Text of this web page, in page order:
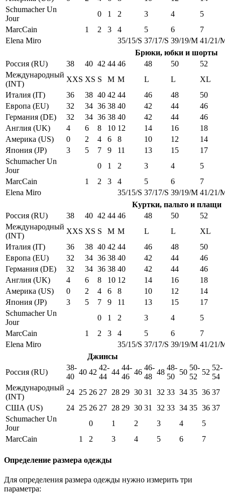
Schumacher Un
Jour
0 1 2 3 4
5
MarcCain
1 2 3 4 5 6
7
Elena Miro
35/15/S 37/17/S 39/19/M 41/21/
Брюки, юбки и шорты
Россия (RU)
38 40 42 44 46 48 50
52
Международный
(INT)
XXS XS S M M L L
XL
Италия (IT)
36 38 40 42 44 46 48
50
Европа (EU)
32 34 36 38 40 42 44
46
Германия (DE)
32 34 36 38 40 42 44
46
Англия (UK)
4 6 8 10 12 14 16
18
Америка (US)
0 2 4 6 8 10 12
14
Япония (JP)
3 5 7 9 11 13 15
17
Schumacher Un
Jour
0 1 2 3 4
5
MarcCain
1 2 3 4 5 6
7
Elena Miro
35/15/S 37/17/S 39/19/M 41/21/
Куртки, пальто и плащи
Россия (RU)
38 40 42 44 46 48 50
52
Международный
(INT)
XXS XS S M M L L
XL
Италия (IT)
36 38 40 42 44 46 48
50
Европа (EU)
32 34 36 38 40 42 44
46
Германия (DE)
32 34 36 38 40 42 44
46
Англия (UK)
4 6 8 10 12 14 16
18
Америка (US)
0 2 4 6 8 10 12
14
Япония (JP)
3 5 7 9 11 13 15
17
Schumacher Un
Jour
0 1 2 3 4
5
MarcCain
1 2 3 4 5 6
7
Elena Miro
35/15/S 37/17/S 39/19/M 41/21/
Джинсы
Россия (RU)
38-
40
40 42
42-
44
44
44-
46
46
46-
48
48
48-
50
50
50-
52
52
52-
54
Международный
(INT)
24 25 26 27 28 29 30 31 32 33 34 35 36 37
США (US)
24 25 26 27 28 29 30 31 32 33 34 35 36 37
Schumacher Un
Jour
0 1 2 3 4
5
MarcCain
1 2 3 4 5 6 7
Определение размера одежды
Для определения размера одежды нужно измерить три
параметра: